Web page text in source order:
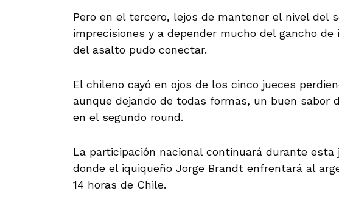
Pero en el tercero, lejos de mantener el nivel del
imprecisiones y a depender mucho del gancho
del asalto pudo conectar.
El chileno cayó en ojos de los cinco jueces
aunque dejando de todas formas, un buen sabor
en el segundo round.
La participación nacional continuará durante
donde el iquiqueño Jorge Brandt enfrentará al
14 horas de Chile.